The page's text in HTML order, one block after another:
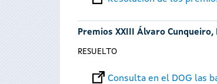
Premios XXIII Álvaro
RESUELTO
Consulta en el DOG las